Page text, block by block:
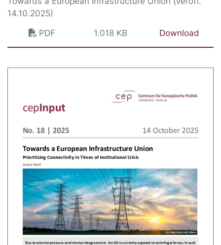
14.10.2025)
PDF
1.018 KB Download